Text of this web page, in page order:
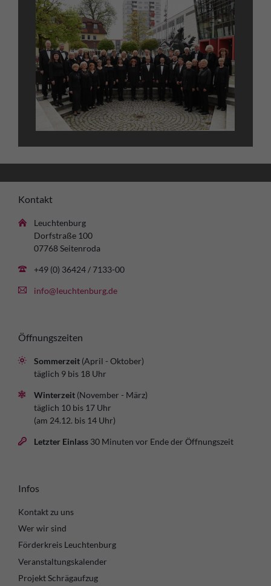
Kontakt
Leuchtenburg
Dorfstraße 100
07768 Seitenroda
+49 (0) 36424 / 7133-00
info@leuchtenburg.de
Öffnungszeiten
Sommerzeit (April - Oktober)
täglich 9 bis 18 Uhr
Winterzeit (November - März)
täglich 10 bis 17 Uhr
(am 24.12. bis 14 Uhr)
Letzter Einlass 30 Minuten vor Ende der Öffnungszeit
Infos
Kontakt zu uns
Wer wir sind
Förderkreis Leuchtenburg
Veranstaltungskalender
Projekt Schrägaufzug